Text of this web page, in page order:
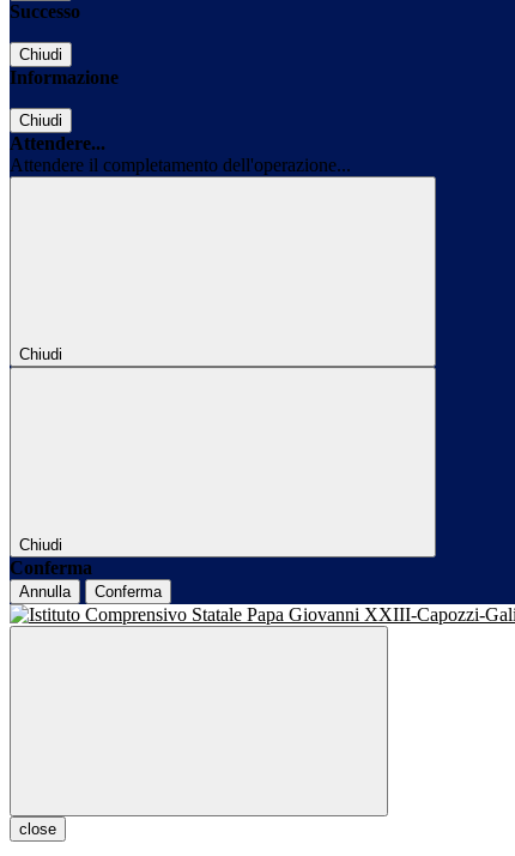
Successo
Chiudi
Informazione
Chiudi
Attendere...
Attendere il completamento dell'operazione...
Chiudi
Chiudi
Conferma
Annulla Conferma
close